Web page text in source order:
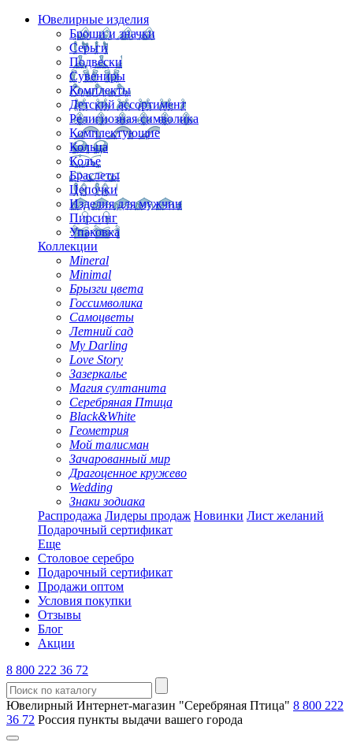
Ювелирные изделия
Броши и значки
Серьги
Подвески
Сувениры
Комплекты
Детский ассортимент
Религиозная символика
Комплектующие
Кольца
Колье
Браслеты
Цепочки
Изделия для мужчин
Пирсинг
Упаковка
Коллекции
Mineral
Minimal
Брызги цвета
Госсимволика
Самоцветы
Летний сад
My Darling
Love Story
Зазеркалье
Магия султанита
Серебряная Птица
Black&White
Геометрия
Мой талисман
Зачарованный мир
Драгоценное кружево
Wedding
Знаки зодиака
Распродажа Лидеры продаж Новинки Лист желаний
Подарочный сертификат
Еще
Столовое серебро
Подарочный сертификат
Продажи оптом
Условия покупки
Отзывы
Блог
Акции
8 800 222 36 72
Ювелирный Интернет-магазин "Серебряная Птица" 8 800 222
36 72 Россия пункты выдачи вашего города